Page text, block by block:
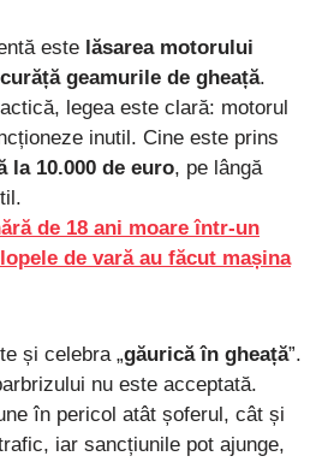
este lăsarea motorului
geamurile de gheață.
legea este clară: motorul
inutil. Cine este prins
la 10.000 de euro, pe lângă
de 18 ani moare într-un
de vară au făcut mașina
și celebra „găurică în gheață”.
nu este acceptată.
în pericol atât șoferul, cât și
iar sancțiunile pot ajunge,